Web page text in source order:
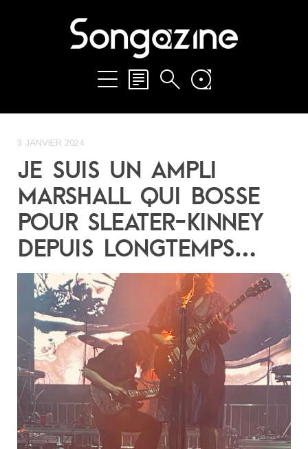
3 JANVIER 2024
JE SUIS UN AMPLI
MARSHALL QUI BOSSE
POUR SLEATER-KINNEY
DEPUIS LONGTEMPS…